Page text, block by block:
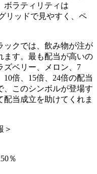
ボラティリティは
リッドで見やすく、ペ
ックでは、飲み物が注が
ます。最も配当が高いの
ズベリー、メロン、7
倍、15倍、24倍の配当
、このシンボルが登場す
当成立を助けてくれま
＞
％